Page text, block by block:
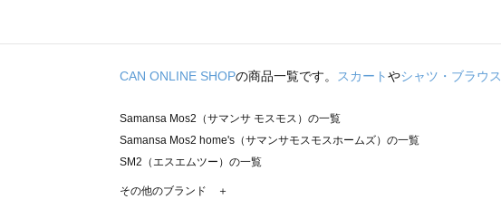
CAN ONLINE SHOPの商品一覧です。 スカートやシャツ・ブラウス
Samansa Mos2（サマンサ モスモス）の一覧
Samansa Mos2 home's（サマンサモスモスホームズ）の一覧
SM2（エスエムツー）の一覧
TSUHARU by Samansa Mos2（ツハルバイサマンサモスモス）の一覧
その他のブランド ＋